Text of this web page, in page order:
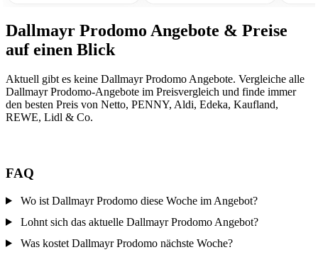
Dallmayr Prodomo Angebote & Preise
auf einen Blick
Aktuell gibt es keine Dallmayr Prodomo Angebote. Vergleiche alle
Dallmayr Prodomo-Angebote im Preisvergleich und finde immer
den besten Preis von Netto, PENNY, Aldi, Edeka, Kaufland,
REWE, Lidl & Co.
FAQ
Wo ist Dallmayr Prodomo diese Woche im Angebot?
Lohnt sich das aktuelle Dallmayr Prodomo Angebot?
Was kostet Dallmayr Prodomo nächste Woche?